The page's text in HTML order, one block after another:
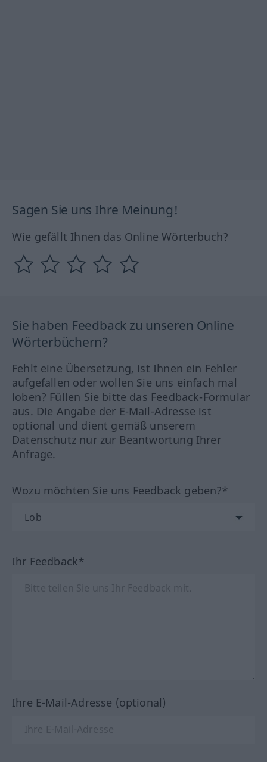
Sagen Sie uns Ihre Meinung!
Wie gefällt Ihnen das Online Wörterbuch?
Sie haben Feedback zu unseren Online
Wörterbüchern?
Fehlt eine Übersetzung, ist Ihnen ein Fehler
aufgefallen oder wollen Sie uns einfach mal
loben? Füllen Sie bitte das Feedback-Formular
aus. Die Angabe der E-Mail-Adresse ist
optional und dient gemäß unserem
Datenschutz nur zur Beantwortung Ihrer
Anfrage.
Wozu möchten Sie uns Feedback geben?*
Ihr Feedback*
Ihre E-Mail-Adresse (optional)